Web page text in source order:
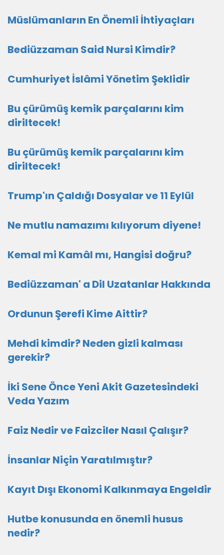
Müslümanların En Önemli İhtiyaçları
Bediüzzaman Said Nursi Kimdir?
Cumhuriyet İslâmi Yönetim Şeklidir
Bu çürümüş kemik parçalarını kim
diriltecek!
Bu çürümüş kemik parçalarını kim
diriltecek!
Trump'ın Çaldığı Dosyalar ve 11 Eylül
Ne mutlu namazımı kılıyorum diyene!
Kemal mi Kamâl mı, Hangisi doğru?
Bediüzzaman' a Dil Uzatanlar Hakkında
Ordunun Şerefi Kime Aittir?
Mehdi kimdir? Neden gizli kalması
gerekir?
İki Sene Önce Yeni Akit Gazetesindeki
Veda Yazım
Faiz Nedir ve Faizciler Nasıl Çalışır?
İnsanlar Niçin Yaratılmıştır?
Kayıt Dışı Ekonomi Kalkınmaya Engeldir
Hutbe konusunda en önemli husus
nedir?